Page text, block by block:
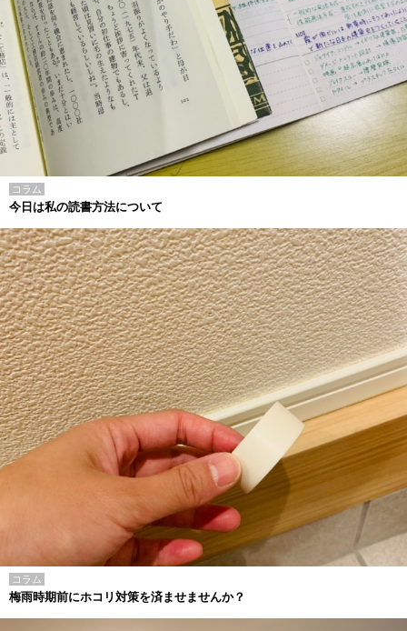
コラム
今日は私の読書方法について
コラム
梅雨時期前にホコリ対策を済ませませんか？